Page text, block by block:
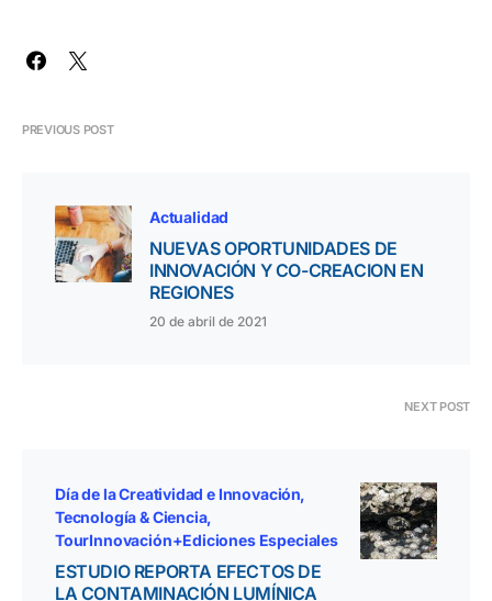
PREVIOUS POST
Actualidad
NUEVAS OPORTUNIDADES DE
INNOVACIÓN Y CO-CREACION EN
REGIONES
20 de abril de 2021
NEXT POST
Día de la Creatividad e Innovación
Tecnología & Ciencia
TourInnovación+Ediciones Especiales
ESTUDIO REPORTA EFECTOS DE
LA CONTAMINACIÓN LUMÍNICA